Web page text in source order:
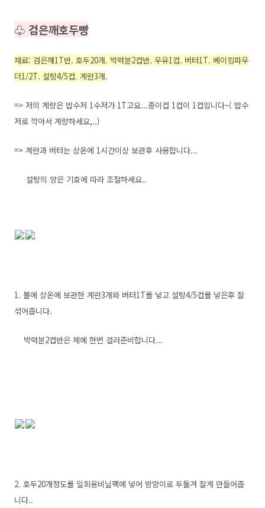
♧ 검은깨호두빵
재료: 검은깨1T반. 호두20개. 박력분2컵반. 우유1컵. 버터1T. 베이킹파우
더1/2T. 설탕4/5컵. 계란3개.
=> 저의 계량은 밥수저 1수저가 1T고요...종이컵 1컵이 1컵입니다~( 밥수
저로 깍아서 계량하세요,..)
=> 계란과 버터는 상온에 1시간이상 보관후 사용합니다...
설탕의 양은 기호에 따라 조절하세요..
1. 볼에 상온에 보관한 계란3개와 버터1T를 넣고 설탕4/5컵를 넣은후 잘
섞어줍니다.
박력분2컵반은 체에 한번 걸러준비합니다...
2. 호두20개정도를 일회용비닐팩에 넣어 방망이로 두둘겨 잘게 만들어줍
니다..